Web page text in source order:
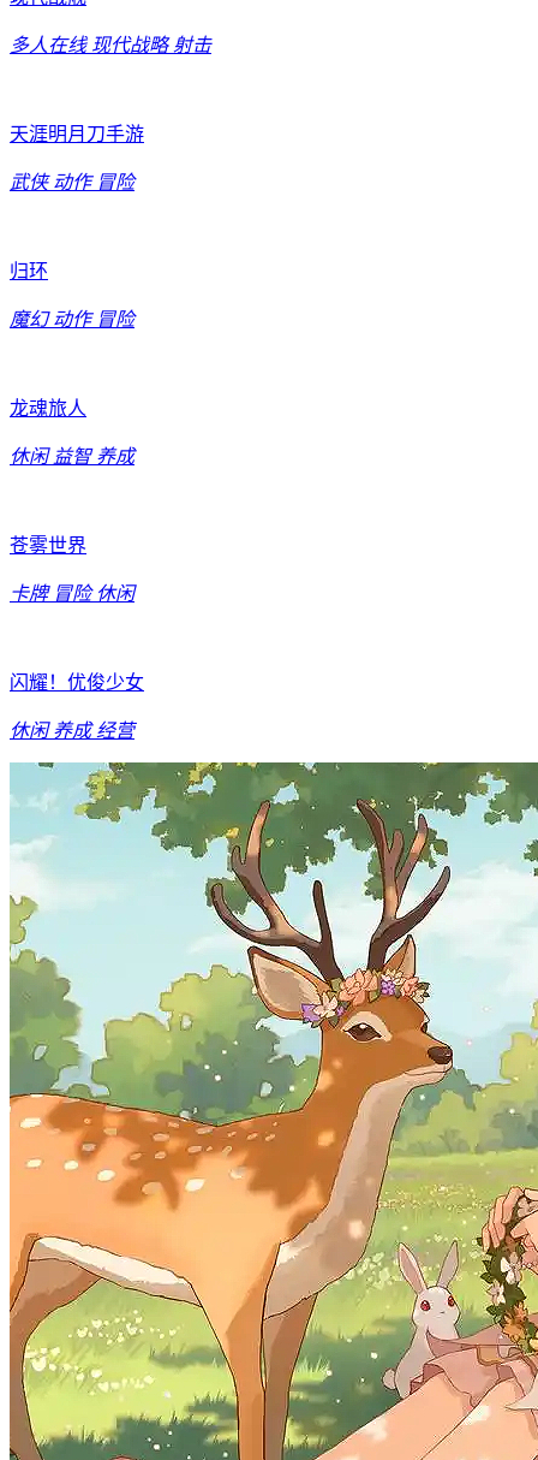
多人在线 现代战略 射击
天涯明月刀手游
武侠 动作 冒险
归环
魔幻 动作 冒险
龙魂旅人
休闲 益智 养成
苍雾世界
卡牌 冒险 休闲
闪耀！优俊少女
休闲 养成 经营